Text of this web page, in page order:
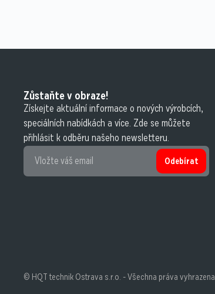
Zůstaňte v obraze!
Získejte aktuální informace o nových výrobcích,
speciálních nabídkách a více. Zde se můžete
přihlásit k odběru našeho newsletteru.
Odebírat
© HQT technik Ostrava s.r.o. - Všechna práva vyhrazena